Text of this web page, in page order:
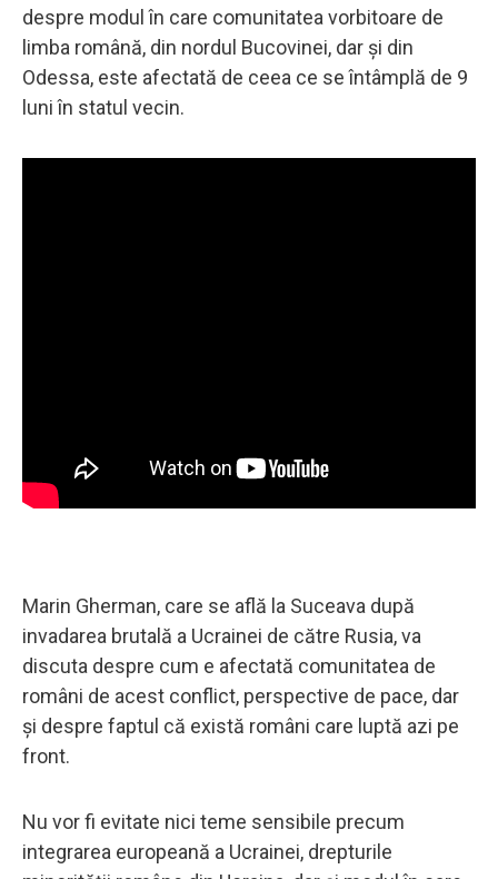
despre modul în care comunitatea vorbitoare de
limba română, din nordul Bucovinei, dar și din
Odessa, este afectată de ceea ce se întâmplă de 9
luni în statul vecin.
Marin Gherman, care se află la Suceava după
invadarea brutală a Ucrainei de către Rusia, va
discuta despre cum e afectată comunitatea de
români de acest conflict, perspective de pace, dar
și despre faptul că există români care luptă azi pe
front.
Nu vor fi evitate nici teme sensibile precum
integrarea europeană a Ucrainei, drepturile